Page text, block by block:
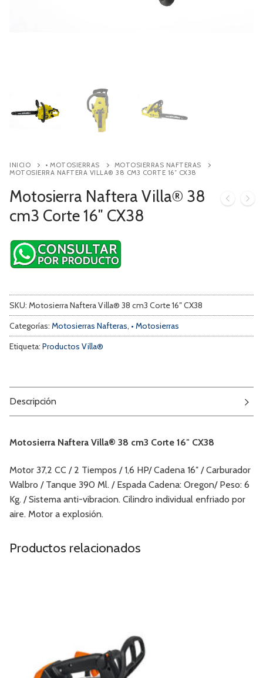
INICIO • MOTOSIERRAS
MOTOSIERRAS NAFTERAS
MOTOSIERRA NAFTERA VILLA® 38 CM3 CORTE 16″ CX38
Motosierra Naftera Villa® 38
cm3 Corte 16″ CX38
SKU: Motosierra Naftera Villa® 38 cm3 Corte 16″ CX38
Categorías: Motosierras Nafteras, • Motosierras
Etiqueta: Productos Villa®
Descripción
Motosierra Naftera Villa® 38 cm3 Corte 16″ CX38
Motor 37,2 CC / 2 Tiempos / 1,6 HP/ Cadena 16″ / Carburador
Walbro / Tanque 390 Ml. / Espada Cadena: Oregon/ Peso: 6
Kg. / Sistema anti-vibracion. Cilindro individual enfriado por
aire. Motor a explosión.
Productos relacionados